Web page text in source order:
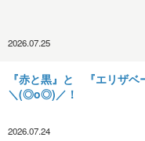
2026.07.25
『赤と黒』と 『エリザベ
＼(◎o◎)／！
2026.07.24